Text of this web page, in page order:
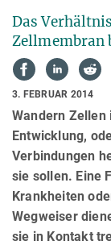
Das
Zellmembran
3. FEBRUAR 2014
Wandern Zellen
Entwicklung,
Verbindungen
sie sollen. Eine
Krankheiten
Wegweiser
sie in Kontakt